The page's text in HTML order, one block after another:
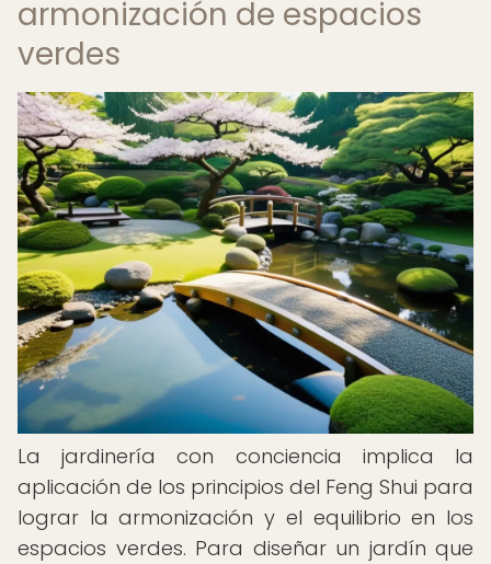
armonización de espacios
verdes
La jardinería con conciencia implica la
aplicación de los principios del Feng Shui para
lograr la armonización y el equilibrio en los
espacios verdes. Para diseñar un jardín que